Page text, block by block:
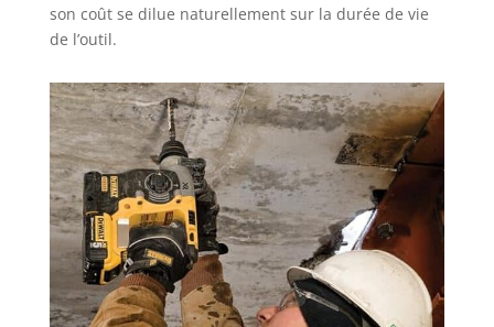
son coût se dilue naturellement sur la durée de vie
de l’outil.